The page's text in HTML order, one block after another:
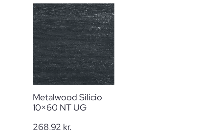
Metalwood Silicio
10×60 NT UG
268,92 kr.